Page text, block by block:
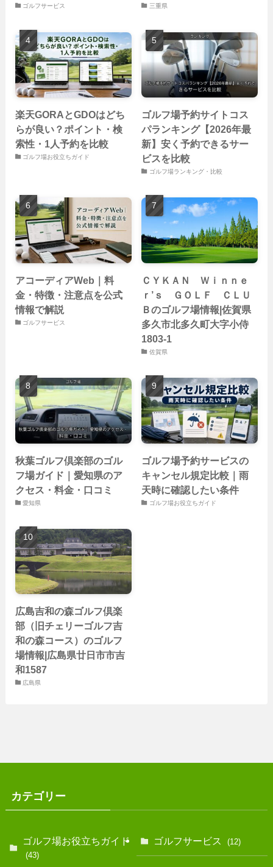
ゴルフサービス 三重県
楽天GORAとGDOはどち
らが良い？ポイント・検
索性・1人予約を比較
ゴルフ場お役立ちガイド
ゴルフ場予約サイトコス
パランキング【2026年最
新】安く予約できるサー
ビスを比較
ゴルフ場ランキング・比較
アコーディアWeb｜料
金・特徴・注意点を公式
情報で解説
ゴルフサービス
ＣＹＫＡＮ Ｗｉｎｎｅ
ｒ’ｓ ＧＯＬＦ ＣＬＵ
Ｂのゴルフ場情報|佐賀県
多久市北多久町大字小侍
1803-1
佐賀県
秋葉ゴルフ倶楽部のゴル
フ場ガイド｜愛知県のア
クセス・料金・口コミ
愛知県
ゴルフ場予約サービスの
キャンセル規定比較｜雨
天時に確認したい条件
ゴルフ場お役立ちガイド
広島吉和の森ゴルフ倶楽
部（旧チェリーゴルフ吉
和の森コース）のゴルフ
場情報|広島県廿日市市吉
和1587
広島県
カテゴリー
ゴルフ場お役立ちガイド
(43)
ゴルフサービス (12)